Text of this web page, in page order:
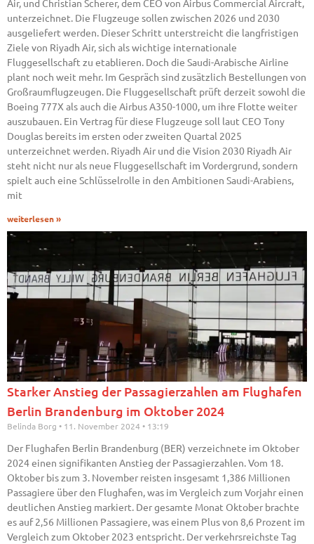
Air, und Christian Scherer, dem CEO von Airbus Commercial Aircraft,
unterzeichnet. Die Flugzeuge sollen zwischen 2026 und 2030
ausgeliefert werden. Dieser Schritt unterstreicht die langfristigen
Ziele von Riyadh Air, sich als wichtige internationale
Fluggesellschaft zu etablieren. Doch die Saudi-Arabische Airline
plant noch weit mehr. Im Gespräch sind zusätzlich Bestellungen von
Großraumflugzeugen. Die Fluggesellschaft prüft derzeit sowohl die
Boeing 777X als auch die Airbus A350-1000, um ihre Flotte weiter
auszubauen. Ein Vertrag für diese Flugzeuge soll laut CEO Tony
Douglas bereits im ersten oder zweiten Quartal 2025
unterzeichnet werden. Riyadh Air und die Vision 2030 Riyadh Air
steht nicht nur als neue Fluggesellschaft im Vordergrund, sondern
spielt auch eine Schlüsselrolle in den Ambitionen Saudi-Arabiens,
mit
weiterlesen »
Starker Anstieg der Passagierzahlen am Flughafen
Berlin Brandenburg im Oktober 2024
Belinda Borg 11. November 2024 13:19
Der Flughafen Berlin Brandenburg (BER) verzeichnete im Oktober
2024 einen signifikanten Anstieg der Passagierzahlen. Vom 18.
Oktober bis zum 3. November reisten insgesamt 1,386 Millionen
Passagiere über den Flughafen, was im Vergleich zum Vorjahr einen
deutlichen Anstieg markiert. Der gesamte Monat Oktober brachte
es auf 2,56 Millionen Passagiere, was einem Plus von 8,6 Prozent im
Vergleich zum Oktober 2023 entspricht. Der verkehrsreichste Tag